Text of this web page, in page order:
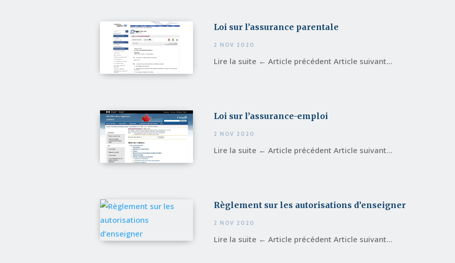
Loi sur l’assurance parentale
2 NOV 2020
Lire la suite ← Article précédent Article suivant...
Loi sur l’assurance-emploi
2 NOV 2020
Lire la suite ← Article précédent Article suivant...
Règlement sur les autorisations d’enseigner
2 NOV 2020
Lire la suite ← Article précédent Article suivant...